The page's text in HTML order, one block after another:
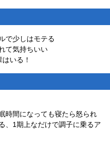
で少しはモテる
て気持ちいい
いる！
時間になっても寝たら怒られ
、1期上なだけで調子に乗るア